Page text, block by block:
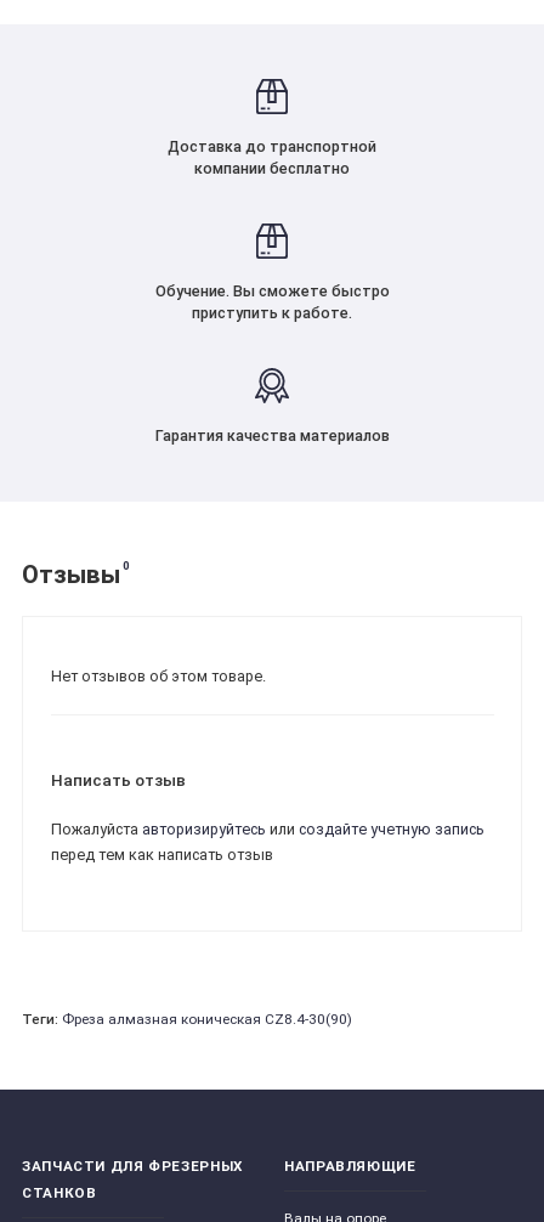
Доставка до транспортной
компании бесплатно
Обучение. Вы сможете быстро
приступить к работе.
Гарантия качества материалов
Отзывы 0
Нет отзывов об этом товаре.
Написать отзыв
Пожалуйста авторизируйтесь или создайте учетную запись
перед тем как написать отзыв
Теги: Фреза алмазная коническая CZ8.4-30(90)
ЗАПЧАСТИ ДЛЯ ФРЕЗЕРНЫХ
СТАНКОВ
НАПРАВЛЯЮЩИЕ
Валы на опоре